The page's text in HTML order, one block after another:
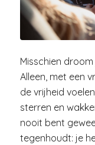
Misschien
Alleen, met een
de vrijheid
sterren en
nooit bent
tegenhoudt: je